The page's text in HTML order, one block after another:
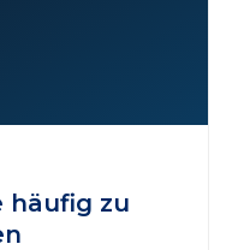
häufig zu